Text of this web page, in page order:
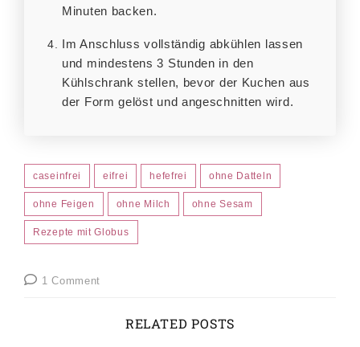
Minuten backen.
Im Anschluss vollständig abkühlen lassen
und mindestens 3 Stunden in den
Kühlschrank stellen, bevor der Kuchen aus
der Form gelöst und angeschnitten wird.
caseinfrei eifrei hefefrei ohne Datteln
ohne Feigen ohne Milch ohne Sesam
Rezepte mit Globus
1 Comment
RELATED POSTS